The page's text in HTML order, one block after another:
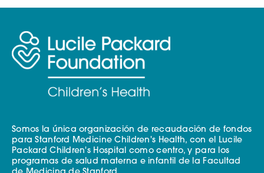
Somos la única organización de recaudación de fondos
para Stanford Medicine Children's Health, con el Lucile
Packard Children's Hospital como centro, y para los
programas de salud materna e infantil de la Facultad